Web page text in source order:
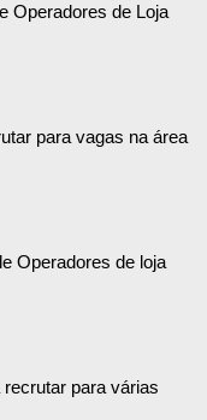
Operadores de Loja
para vagas na área
Operadores de loja
para várias